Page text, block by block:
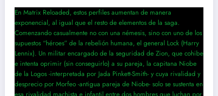
En Matrix Reloaded, estos perfiles aumentan de manera
exponencial, al igual que el resto de elementos de la saga.
Comenzando casualmente no con una némesis, sino con uno de los
supuestos “héroes” de la rebelión humana, el general Lock (Harry
Lennix). Un militar encargado de la seguridad de Zion, que cohibe
e intenta oprimir (sin conseguirlo) a su pareja, la capitana Niobe
de la Logos -interpretada por Jada Pinkett-Smith- y cuya rivalidad y
desprecio por Morfeo -antigua pareja de Niobe- solo se sustenta en